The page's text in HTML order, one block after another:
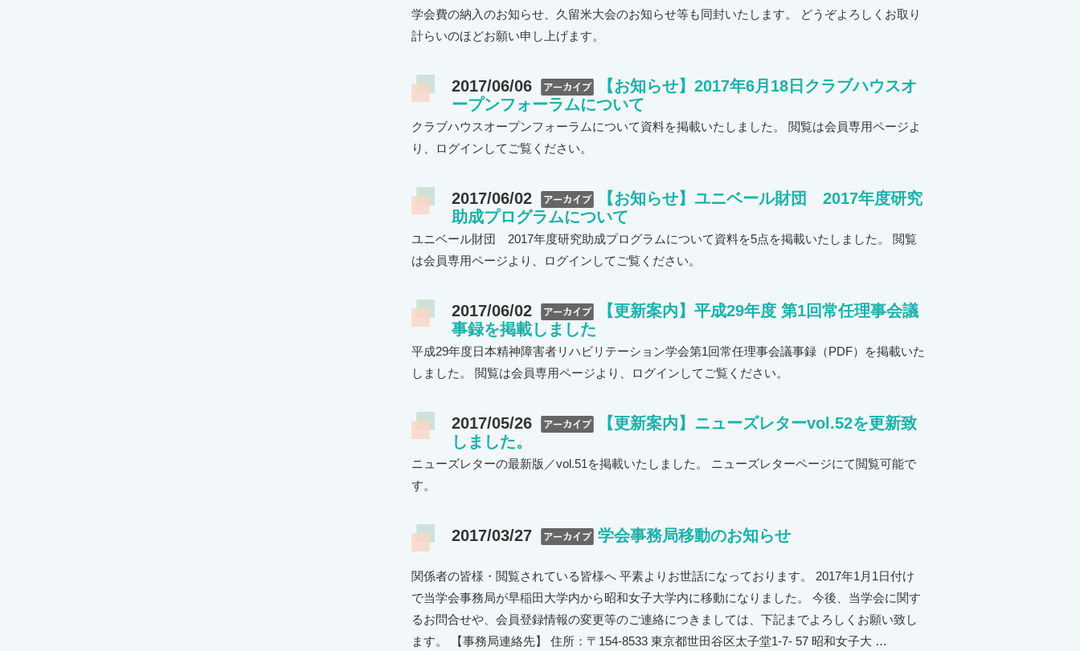
学会費の納入のお知らせ、久留米大会のお知らせ等も同封いたします。 どうぞよろしくお取り
計らいのほどお願い申し上げます。
2017/06/06
【お知らせ】2017年6月18日クラブハウスオ
ープンフォーラムについて
クラブハウスオープンフォーラムについて資料を掲載いたしました。 閲覧は会員専用ページよ
り、ログインしてご覧ください。
2017/06/02
【お知らせ】ユニベール財団 2017年度研究
助成プログラムについて
ユニベール財団 2017年度研究助成プログラムについて資料を5点を掲載いたしました。 閲覧
は会員専用ページより、ログインしてご覧ください。
2017/06/02
【更新案内】平成29年度 第1回常任理事会議
事録を掲載しました
平成29年度日本精神障害者リハビリテーション学会第1回常任理事会議事録（PDF）を掲載いた
しました。 閲覧は会員専用ページより、ログインしてご覧ください。
2017/05/26
【更新案内】ニューズレターvol.52を更新致
しました。
ニューズレターの最新版／vol.51を掲載いたしました。 ニューズレターページにて閲覧可能で
す。
2017/03/27 学会事務局移動のお知らせ
関係者の皆様・閲覧されている皆様へ 平素よりお世話になっております。 2017年1月1日付け
で当学会事務局が早稲田大学内から昭和女子大学内に移動になりました。 今後、当学会に関す
るお問合せや、会員登録情報の変更等のご連絡につきましては、下記までよろしくお願い致し
ます。 【事務局連絡先】 住所：〒154-8533 東京都世田谷区太子堂1-7- 57 昭和女子大 …